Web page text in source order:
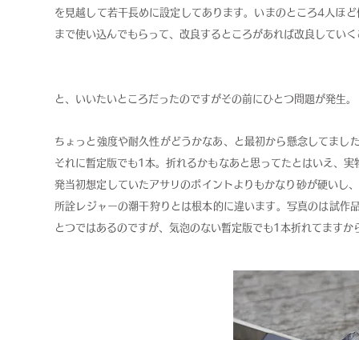
を見越して若干長めに設定してあります。いまのところ4人ほ
まで使い込んでもらって、改良するところがあれば改良してい
と、いいたいところだったのですがその前にひとつ問題が発生。
ちょっと強度や耐久性がどうかなあ、と最初から懸念してま
それに暫定版でも1本。折れるかもなあと思ってたとはいえ、
発当初想定していたアサリのポイントよりもかなり砂が硬い
所詮レジャーの潮干狩りとは根本的に違います。写真のは試
とつではあるのですが、気泡のない暫定版でも1本折れてます